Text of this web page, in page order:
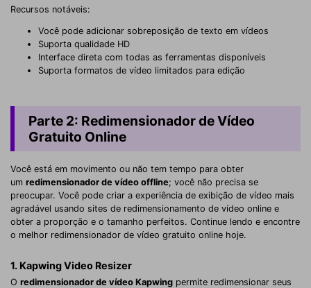
Recursos notáveis:
Você pode adicionar sobreposição de texto em vídeos
Suporta qualidade HD
Interface direta com todas as ferramentas disponíveis
Suporta formatos de vídeo limitados para edição
Parte 2: Redimensionador de Vídeo
Gratuito Online
Você está em movimento ou não tem tempo para obter
um redimensionador de vídeo offline; você não precisa se
preocupar. Você pode criar a experiência de exibição de vídeo mais
agradável usando sites de redimensionamento de vídeo online e
obter a proporção e o tamanho perfeitos. Continue lendo e encontre
o melhor redimensionador de vídeo gratuito online hoje.
1. Kapwing Video Resizer
O redimensionador de vídeo Kapwing permite redimensionar seus